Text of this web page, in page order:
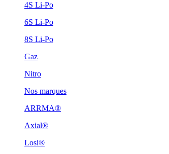
4S Li-Po
6S Li-Po
8S Li-Po
Gaz
Nitro
Nos marques
ARRMA®
Axial®
Losi®